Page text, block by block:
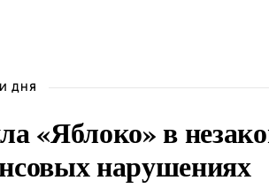
ДНЯ
«Яблоко» в
нарушениях